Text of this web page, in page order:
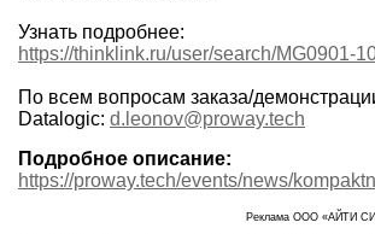
Узнать подробнее:
https://thinklink.ru/user/search/MG0901-
По всем вопросам заказа/
Datalogic: d.leonov@proway.tech
Подробное описание:
https://proway.tech/events/news/
Реклама ООО «АЙТИ